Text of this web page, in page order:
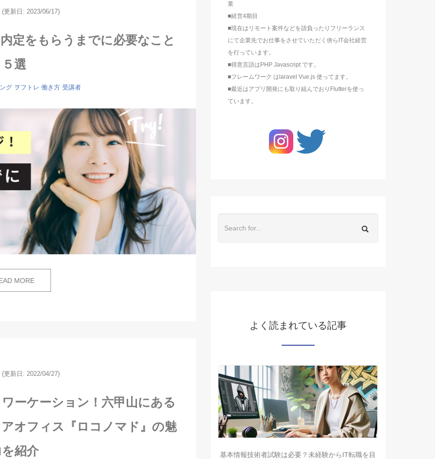
(更新日: 2023/06/17)
定をもらうまでに必要なこと
５選
グ ヲフトレ 働き方 受講者
MORE
(更新日: 2022/04/27)
ーケーション！六甲山にある
オフィス『ロコノマド』の魅
紹介
業
■経営4期目
■現在はリモート案件などを請負ったりフリーランス
にて企業先でお仕事をさせていただく傍らIT会社経営
を行っています。
■得意言語はPHP Javascript です。
■フレームワーク はlaravel Vue.js 使ってます。
■最近はアプリ開発にも取り組んでおりFlutterを使っ
ています。
よく読まれている記事
基本情報技術者試験は必要？未経験からIT転職を目